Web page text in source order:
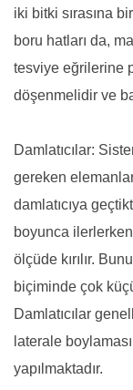
iki bitki sırasına
boru hatları da,
tesviye eğrilerine
döşenmelidir ve
Damlatıcılar:
gereken
damlatıcıya
boyunca
ölçüde kırılır.
biçiminde çok
Damlatıcılar
laterale
yapılmaktadır.